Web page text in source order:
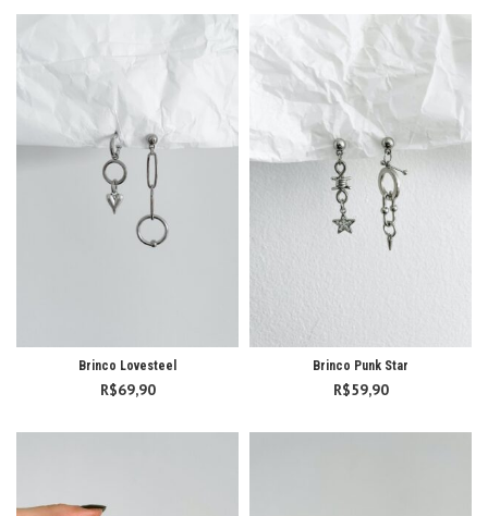
Brinco Lovesteel
R$69,90
Brinco Punk Star
R$59,90